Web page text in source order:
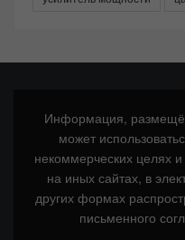
Информация,
может
некоммерческих целях
на иных сайтах, в
других формах
письменного